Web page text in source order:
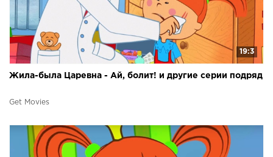
19:3
Жила-была Царевна - Ай, болит! и другие серии подряд
Get Movies